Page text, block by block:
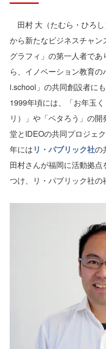
田村 大（たむら・ひろ
から新たなビジネスチャン
グラフィ」の第一人者で
ら、イノベーション教育
i.school」の共同創設者にも
1999年頃には、「お年玉
リ）」や「ペタろう」の
堂とIDEOの共同プロジェ
年にはリ・パブリック社の
田村さんが福岡に活動拠
つけ、リ・パブリック社の